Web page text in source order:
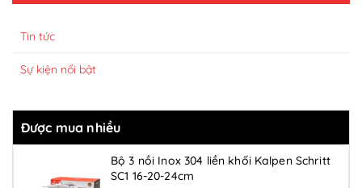
Tin tức
Sự kiện nổi bật
Được mua nhiều
Bộ 3 nồi Inox 304 liền khối Kalpen Schritt
SC1 16-20-24cm